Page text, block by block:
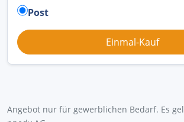
Post
Angebot nur für gewerblichen Bedarf. Es